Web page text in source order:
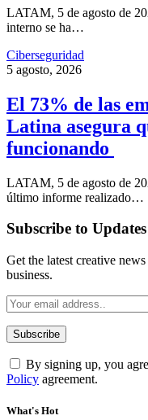
LATAM, 5 de agosto de
interno se ha…
Ciberseguridad
5 agosto, 2026
El 73% de las
Latina asegura
funcionando
LATAM, 5 de agosto de
último informe realizado…
Subscribe to Updates
Get the latest creative
business.
By signing up, you
Policy agreement.
What's Hot